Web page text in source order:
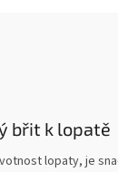
břit k lopatě
lopaty, je